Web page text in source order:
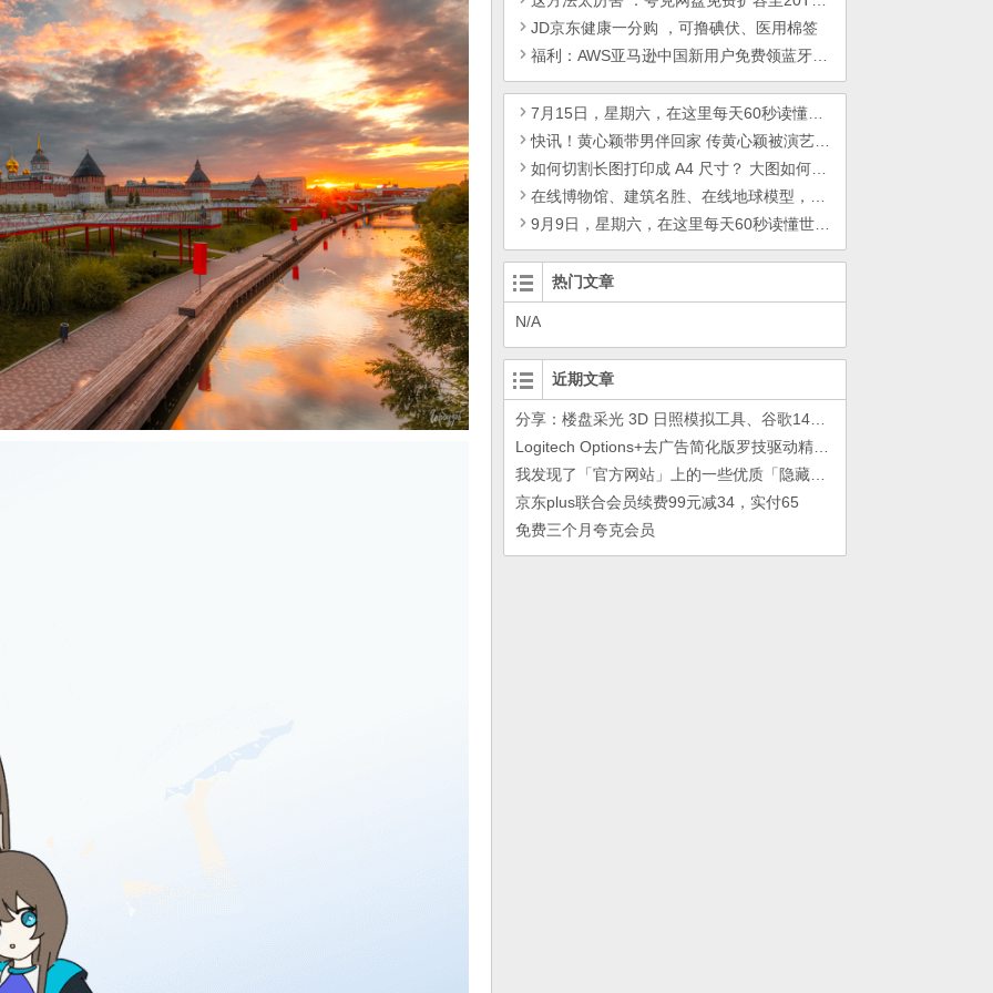
JD京东健康一分购 ，可撸碘伏、医用棉签
福利：AWS亚马逊中国新用户免费领蓝牙耳机或蓝牙键盘，截止到9月30日
7月15日，星期六，在这里每天60秒读懂世界！
快讯！黄心颖带男伴回家 传黄心颖被演艺圈封杀
如何切割长图打印成 A4 尺寸？ 大图如何分割打印？
在线博物馆、建筑名胜、在线地球模型，各种在线服务网站导航
9月9日，星期六，在这里每天60秒读懂世界！
热门文章
N/A
近期文章
京东plus联合会员续费99元减34，实付65
免费三个月夸克会员